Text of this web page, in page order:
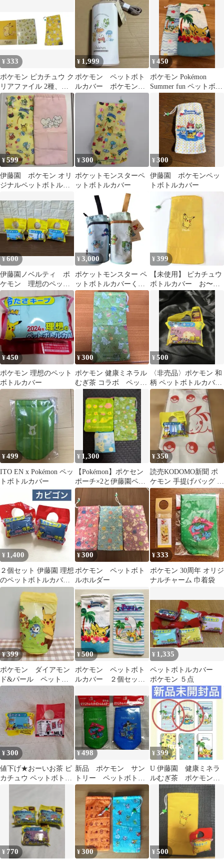
¥333
ポケモン ピカチュウ ク
リアファイル 2種、コ
ダックペットボトルカ
バーセット
¥ 1,999
ポケモン ペットボト
ルカバー ポケモンと
いっしょ ペットボト
ルホルダー
¥450
ポケモン Pokémon
Summer fun ペットボト
ルカバー 2枚セット
¥599
伊藤園 ポケモン オリ
ジナルペットボトルカ
500mlサイズ
¥300
ポケットモンスターペ
ットボトルカバー
¥300
伊藤園 ポケモンペッ
トボトルカバー
¥600
伊藤園ノベルティ ポ
ケモン 理想のペット
ボトルカバー 非売
品 レア
¥ 3,000
ポケットモンスター ペ
ットボトルカバーくさ
タイプ&みずタイプ 2
コセット
¥399
【未使用】 ピカチュウ
ボトルカバー お〜い
お茶 ポケモン Pikachu
¥450
ポケモン 理想のペット
ボトルカバー
¥300
ポケモン 健康ミネラル
むぎ茶 コラボ ペット
ボトルカバー
¥500
〈非売品〉ポケモン 和
柄 ペットボトルカバー
2022年
¥499
ITO EN x Pokémon ペッ
トボトルカバー
¥ 1,300
【Pokémon】ポケセン
ポーチ×2と伊藤園ペッ
トボトルカバー×1
¥350
読売KODOMO新聞 ポ
ケモン 手提げバッグ と
ペットボトルカバー
¥ 1,400
２個セット 伊藤園 理想
のペットボトルカバー
カビゴン ポケモン
¥300
ポケモン ペットボト
ルホルダー
¥333
ポケモン 30周年 オリジ
ナルチャーム 巾着袋
¥399
ポケモン ダイアモン
ド&パール ペットボ
トルカバー ボトルケ
¥500
ポケモン ペットボト
ルカバー ２個セット
¥ 1,335
ペットボトルカバー
ポケモン ５点
¥300
値下げ★おーいお茶 ピ
カチュウ ペットボトル
¥498
新品 ポケモン サン
トリー ペットボトル
ホルダー 2個セット
非売品 水筒カバー
¥399
U 伊藤園 健康ミネラ
ルむぎ茶 ポケモン
ペットボトルカバー 2
点セット
¥ 770 ¥300 ¥500